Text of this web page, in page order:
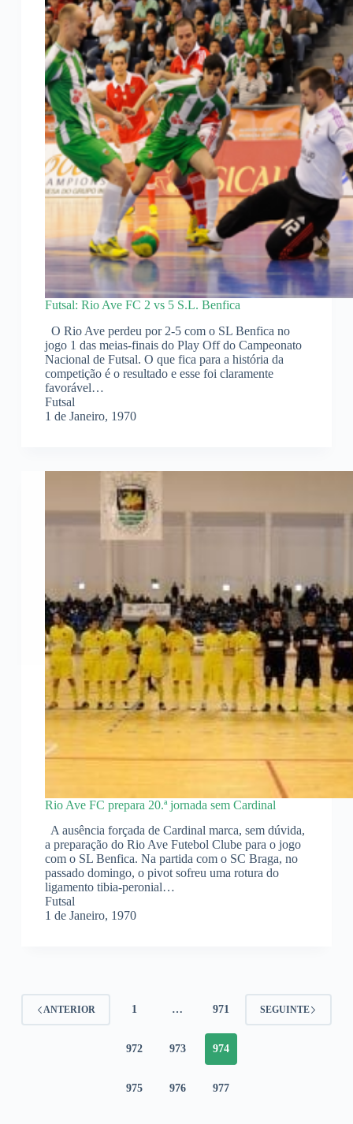
Futsal: Rio Ave FC 2 vs 5 S.L. Benfica
O Rio Ave perdeu por 2-5 com o SL Benfica no
jogo 1 das meias-finais do Play Off do Campeonato
Nacional de Futsal. O que fica para a história da
competição é o resultado e esse foi claramente
favorável…
Futsal
1 de Janeiro, 1970
Rio Ave FC prepara 20.ª jornada sem Cardinal
A ausência forçada de Cardinal marca, sem dúvida,
a preparação do Rio Ave Futebol Clube para o jogo
com o SL Benfica. Na partida com o SC Braga, no
passado domingo, o pivot sofreu uma rotura do
ligamento tibia-peronial…
Futsal
1 de Janeiro, 1970
ANTERIOR 1 … 971
972 973 974
975 976 977
SEGUINTE